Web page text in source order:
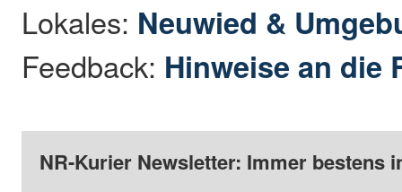
Lokales: Neuwied &
Feedback: Hinweise an die
NR-Kurier Newsletter: Immer bestens